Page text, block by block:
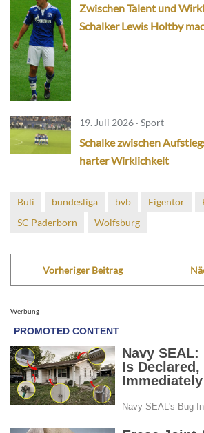
Zwischen Talent und
Schalker Lewis Holtby
19. Juli 2026 · Sport
Schalke zwischen
harter Wirklichkeit
Buli bundesliga bvb Eigentor
SC Paderborn
Wolfsburg
Vorheriger Beitrag
Werbung